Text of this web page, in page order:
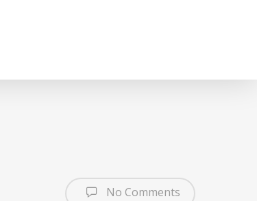
No Comments